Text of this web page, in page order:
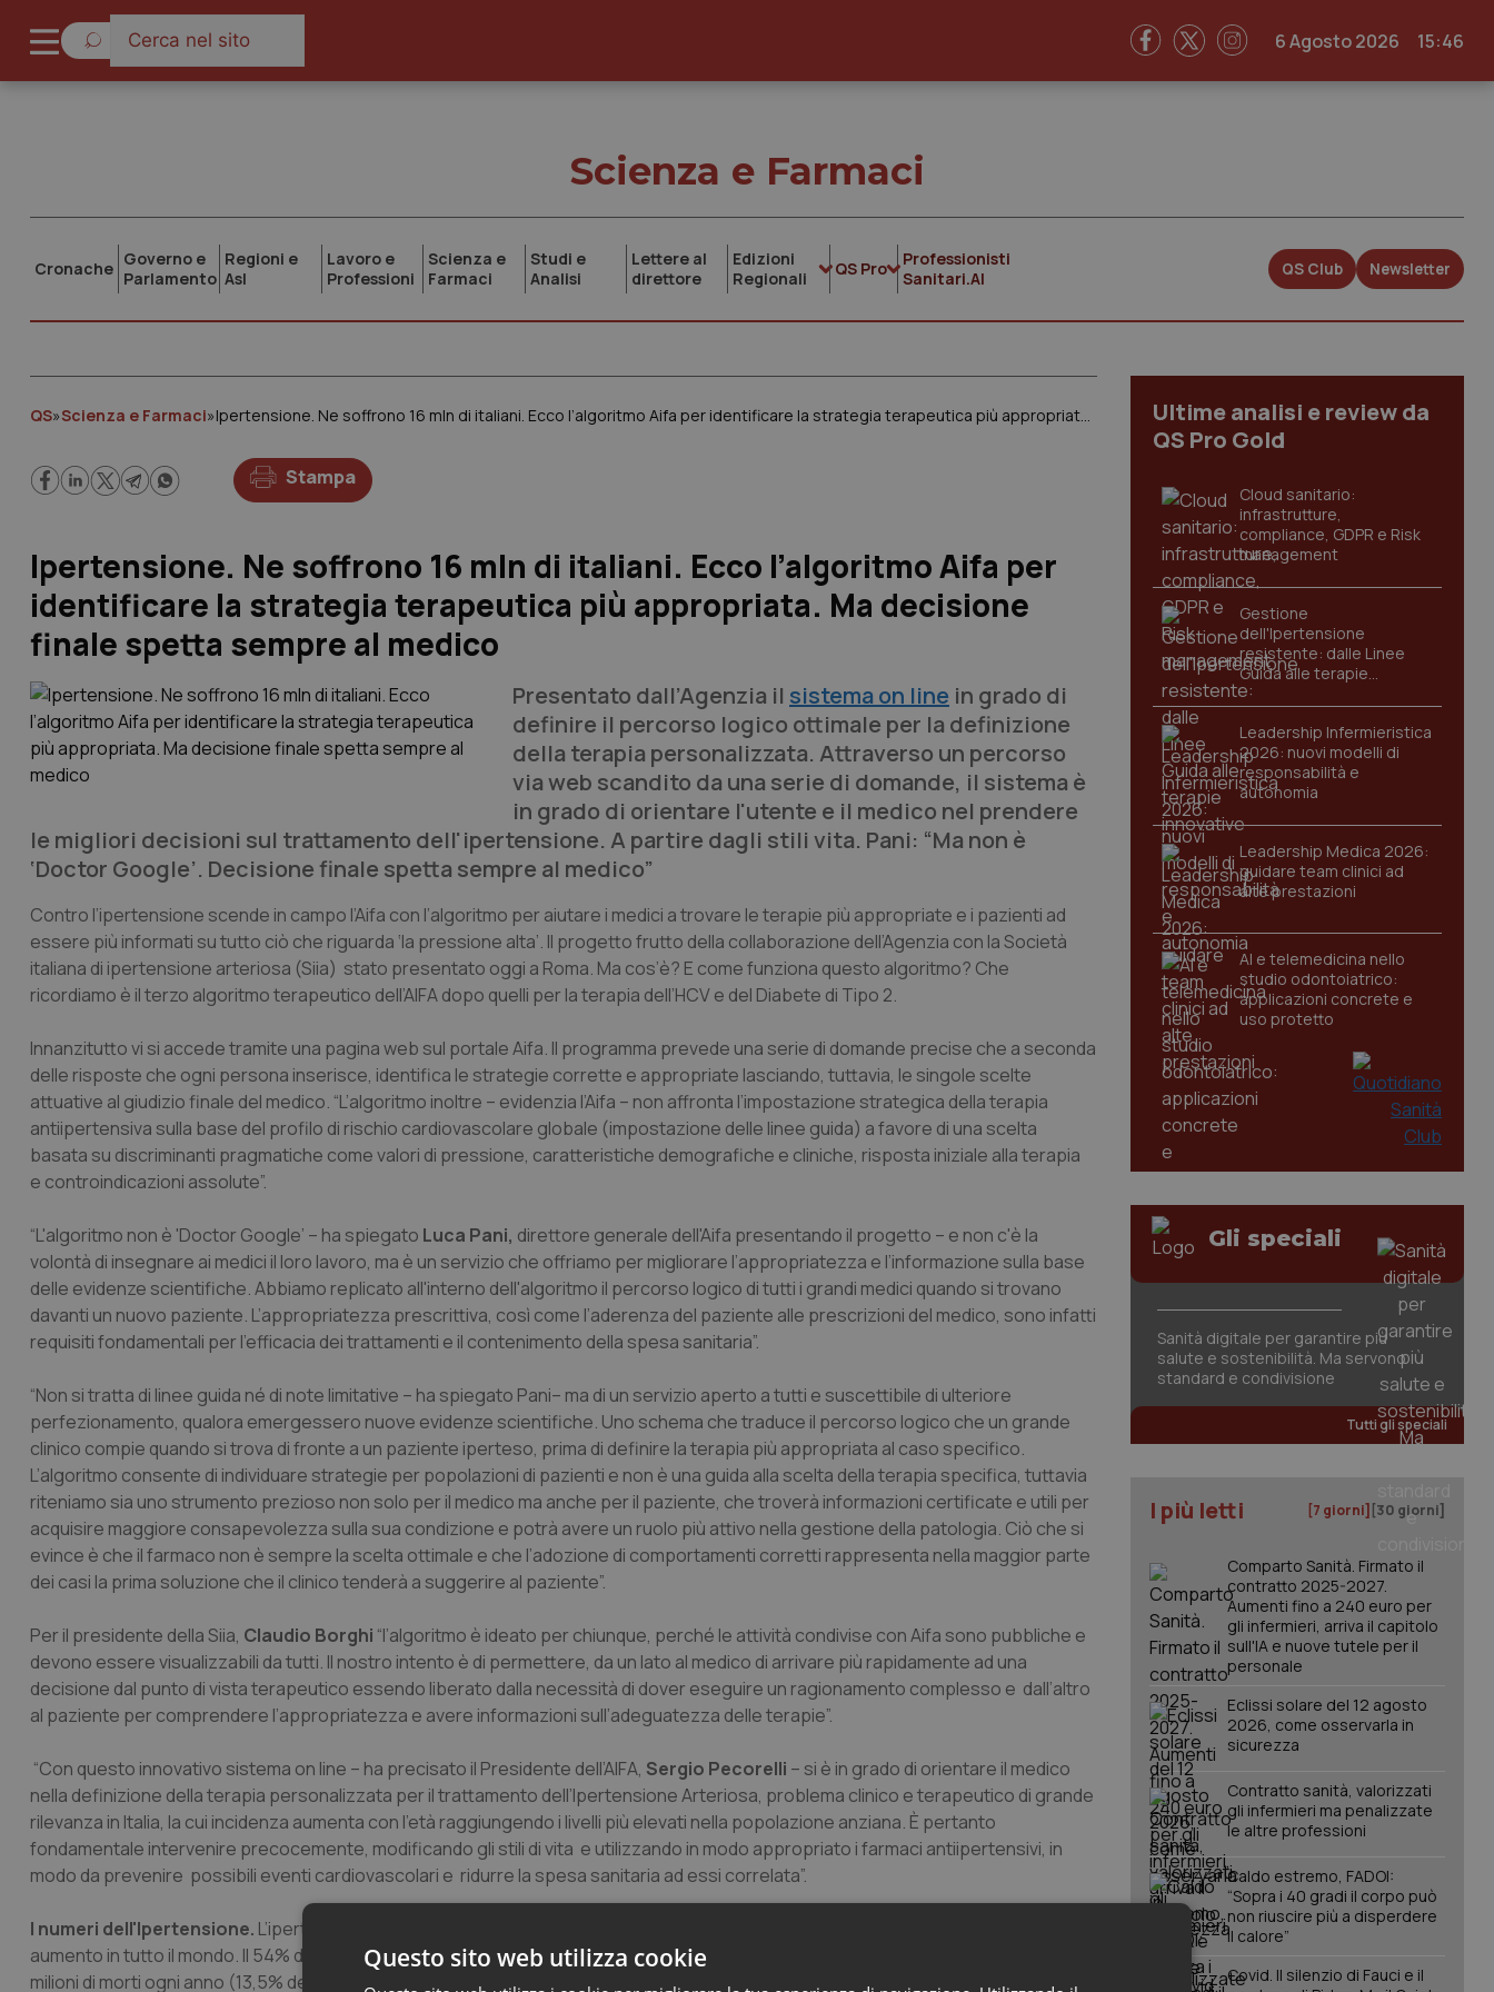
6 Agosto 2026 15:46
Scienza e Farmaci
Cronache Governo e
Parlamento
Regioni e
Asl
Lavoro e
Professioni
Scienza e
Farmaci
Studi e
Analisi
Lettere al
direttore
Edizioni
Regionali
QS Pro
Professionisti
Sanitari.AI
QS Club Newsletter
QS»Scienza e Farmaci» Ipertensione. Ne soffrono 16 mln di italiani. Ecco l’algoritmo Aifa per identificare la strategia terapeutica più appropriata. Ma decisione finale spetta sempre al medico
Stampa
Ipertensione. Ne soffrono 16 mln di italiani. Ecco l’algoritmo Aifa per
identificare la strategia terapeutica più appropriata. Ma decisione
finale spetta sempre al medico
Presentato dall’Agenzia il sistema on line in grado di
definire il percorso logico ottimale per la definizione
della terapia personalizzata. Attraverso un percorso
via web scandito da una serie di domande, il sistema è
in grado di orientare l'utente e il medico nel prendere
le migliori decisioni sul trattamento dell'ipertensione. A partire dagli stili vita. Pani: “Ma non è
‘Doctor Google’. Decisione finale spetta sempre al medico”
Contro l’ipertensione scende in campo l’Aifa con l’algoritmo per aiutare i medici a trovare le terapie più appropriate e i pazienti ad
essere più informati su tutto ciò che riguarda ‘la pressione alta’. Il progetto frutto della collaborazione dell’Agenzia con la Società
italiana di ipertensione arteriosa (Siia) stato presentato oggi a Roma. Ma cos’è? E come funziona questo algoritmo? Che
ricordiamo è il terzo algoritmo terapeutico dell’AIFA dopo quelli per la terapia dell’HCV e del Diabete di Tipo 2.
Innanzitutto vi si accede tramite una pagina web sul portale Aifa. Il programma prevede una serie di domande precise che a seconda
delle risposte che ogni persona inserisce, identifica le strategie corrette e appropriate lasciando, tuttavia, le singole scelte
attuative al giudizio finale del medico. “L’algoritmo inoltre – evidenzia l’Aifa – non affronta l’impostazione strategica della terapia
antiipertensiva sulla base del profilo di rischio cardiovascolare globale (impostazione delle linee guida) a favore di una scelta
basata su discriminanti pragmatiche come valori di pressione, caratteristiche demografiche e cliniche, risposta iniziale alla terapia
e controindicazioni assolute”.
“L'algoritmo non è 'Doctor Google’ – ha spiegato Luca Pani, direttore generale dell'Aifa presentando il progetto – e non c'è la
volontà di insegnare ai medici il loro lavoro, ma è un servizio che offriamo per migliorare l’appropriatezza e l’informazione sulla base
delle evidenze scientifiche. Abbiamo replicato all'interno dell'algoritmo il percorso logico di tutti i grandi medici quando si trovano
davanti un nuovo paziente. L’appropriatezza prescrittiva, così come l’aderenza del paziente alle prescrizioni del medico, sono infatti
requisiti fondamentali per l’efficacia dei trattamenti e il contenimento della spesa sanitaria”.
“Non si tratta di linee guida né di note limitative – ha spiegato Pani– ma di un servizio aperto a tutti e suscettibile di ulteriore
perfezionamento, qualora emergessero nuove evidenze scientifiche. Uno schema che traduce il percorso logico che un grande
clinico compie quando si trova di fronte a un paziente iperteso, prima di definire la terapia più appropriata al caso specifico.
L’algoritmo consente di individuare strategie per popolazioni di pazienti e non è una guida alla scelta della terapia specifica, tuttavia
riteniamo sia uno strumento prezioso non solo per il medico ma anche per il paziente, che troverà informazioni certificate e utili per
acquisire maggiore consapevolezza sulla sua condizione e potrà avere un ruolo più attivo nella gestione della patologia. Ciò che si
evince è che il farmaco non è sempre la scelta ottimale e che l’adozione di comportamenti corretti rappresenta nella maggior parte
dei casi la prima soluzione che il clinico tenderà a suggerire al paziente”.
Per il presidente della Siia, Claudio Borghi “l’algoritmo è ideato per chiunque, perché le attività condivise con Aifa sono pubbliche e
devono essere visualizzabili da tutti. Il nostro intento è di permettere, da un lato al medico di arrivare più rapidamente ad una
decisione dal punto di vista terapeutico essendo liberato dalla necessità di dover eseguire un ragionamento complesso e dall’altro
al paziente per comprendere l’appropriatezza e avere informazioni sull’adeguatezza delle terapie”.
“Con questo innovativo sistema on line – ha precisato il Presidente dell’AIFA, Sergio Pecorelli – si è in grado di orientare il medico
nella definizione della terapia personalizzata per il trattamento dell’Ipertensione Arteriosa, problema clinico e terapeutico di grande
rilevanza in Italia, la cui incidenza aumenta con l’età raggiungendo i livelli più elevati nella popolazione anziana. È pertanto
fondamentale intervenire precocemente, modificando gli stili di vita e utilizzando in modo appropriato i farmaci antiipertensivi, in
modo da prevenire possibili eventi cardiovascolari e ridurre la spesa sanitaria ad essi correlata”.
I numeri dell'Ipertensione. L’ipertensione arteriosa colpisce circa il 40% delle popolazioni industrializzate e la sua prevalenza è in
aumento in tutto il mondo. Il 54% degli ictus e il 47% delle malattie coronariche sono attribuibili all’ipertensione, che è causa di 7,6
milioni di morti ogni anno (13,5% del totale) e di 6,3 milioni di anni di disabilità (4,4% del totale). È presente inoltre come co-morbilità
Ultime analisi e review da
QS Pro Gold
Cloud sanitario:
infrastrutture,
compliance, GDPR e Risk
management
Gestione
dell'Ipertensione
resistente: dalle Linee
Guida alle terapie
innovative
Leadership Infermieristica
2026: nuovi modelli di
responsabilità e
autonomia
Leadership Medica 2026:
guidare team clinici ad
alte prestazioni
AI e telemedicina nello
studio odontoiatrico:
applicazioni concrete e
uso protetto
Gli speciali
Sanità digitale per garantire più
salute e sostenibilità. Ma servono
standard e condivisione
Tutti gli speciali
I più letti [7 giorni] [30 giorni]
Comparto Sanità. Firmato il
contratto 2025-2027.
Aumenti fino a 240 euro per
gli infermieri, arriva il capitolo
sull'IA e nuove tutele per il
personale
Eclissi solare del 12 agosto
2026, come osservarla in
sicurezza
Contratto sanità, valorizzati
gli infermieri ma penalizzate
le altre professioni
Caldo estremo, FADOI:
“Sopra i 40 gradi il corpo può
non riuscire più a disperdere
il calore”
Covid. Il silenzio di Fauci e il
Questo sito web utilizza cookie